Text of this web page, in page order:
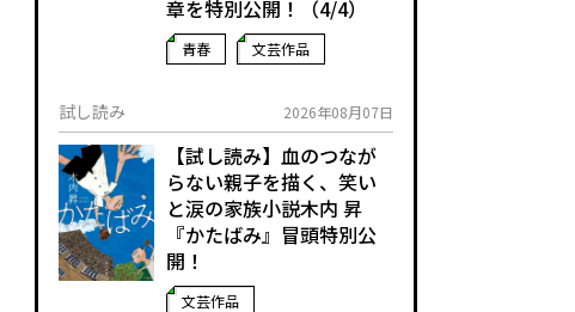
章を特別公開！（4/4）
青春 文芸作品
試し読み 2026年08月07日
【試し読み】血のつなが
らない親子を描く、笑い
と涙の家族小説――木内 昇
『かたばみ』冒頭特別公
開！
文芸作品